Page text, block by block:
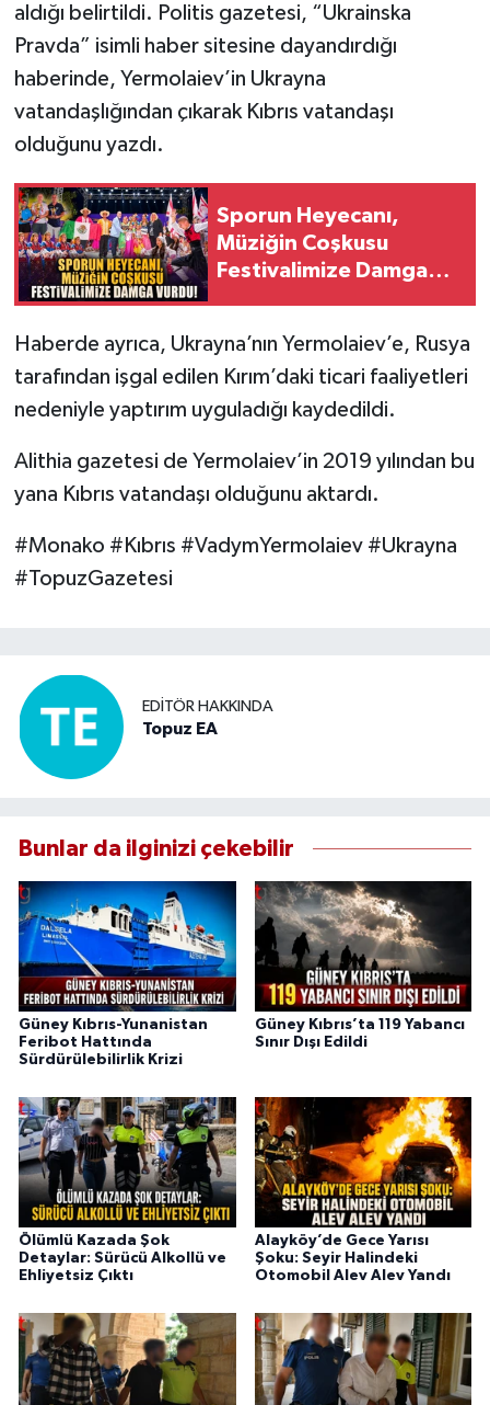
aldığı belirtildi. Politis gazetesi, “Ukrainska
Pravda” isimli haber sitesine dayandırdığı
haberinde, Yermolaiev’in Ukrayna
vatandaşlığından çıkarak Kıbrıs vatandaşı
olduğunu yazdı.
Sporun Heyecanı,
Müziğin Coşkusu
Festivalimize Damga
Haberde ayrıca, Ukrayna’nın Yermolaiev’e, Rusya
tarafından işgal edilen Kırım’daki ticari faaliyetleri
nedeniyle yaptırım uyguladığı kaydedildi.
Alithia gazetesi de Yermolaiev’in 2019 yılından bu
yana Kıbrıs vatandaşı olduğunu aktardı.
#Monako #Kıbrıs #VadymYermolaiev #Ukrayna
#TopuzGazetesi
EDITÖR HAKKINDA
Topuz EA
Bunlar da ilginizi çekebilir
Güney Kıbrıs-Yunanistan
Feribot Hattında
Sürdürülebilirlik Krizi
Güney Kıbrıs’ta 119 Yabancı
Sınır Dışı Edildi
Ölümlü Kazada Şok
Detaylar: Sürücü Alkollü ve
Ehliyetsiz Çıktı
Alayköy’de Gece Yarısı
Şoku: Seyir Halindeki
Otomobil Alev Alev Yandı